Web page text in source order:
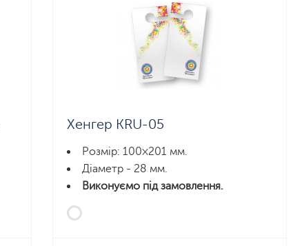
Хенгер KRU-05
Розмір: 100×201 мм.
Діаметр - 28 мм.
Виконуємо під замовлення.